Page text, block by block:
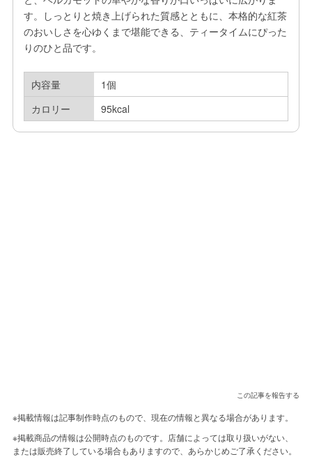
す。しっとりと焼き上げられた質感とともに、本格的な紅茶
のおいしさを心ゆくまで堪能できる、ティータイムにぴった
りのひと品です。
内容量
1個
カロリー
95kcal
この記事を報告する
※掲載情報は記事制作時点のもので、現在の情報と異なる場合があります。
※掲載商品の情報は公開時点のものです。店舗によっては取り扱いがない、
または販売終了している場合もありますので、あらかじめご了承ください。